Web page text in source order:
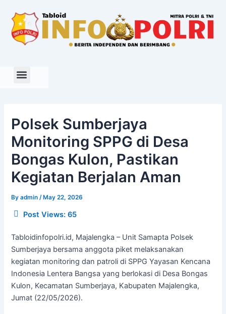
content
Polsek Sumberjaya
Monitoring SPPG di Desa
Bongas Kulon, Pastikan
Kegiatan Berjalan Aman
Byadmin/ May 22, 2026
Post Views: 65
Tabloidinfopolri.id, Majalengka – Unit Samapta Polsek
Sumberjaya bersama anggota piket melaksanakan
kegiatan monitoring dan patroli di SPPG Yayasan Kencana
Indonesia Lentera Bangsa yang berlokasi di Desa Bongas
Kulon, Kecamatan Sumberjaya, Kabupaten Majalengka,
Jumat (22/05/2026).